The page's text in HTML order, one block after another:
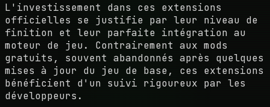
L'investissement dans ces extensions
officielles se justifie par leur niveau de
finition et leur parfaite intégration au
moteur de jeu. Contrairement aux mods
gratuits, souvent abandonnés après quelques
mises à jour du jeu de base, ces extensions
bénéficient d'un suivi rigoureux par les
développeurs.